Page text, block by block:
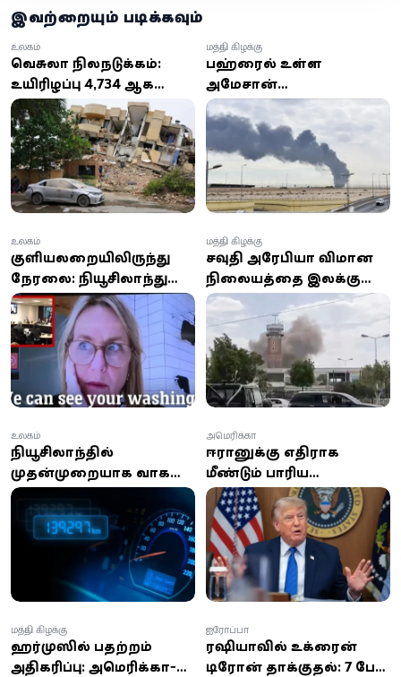
இவற்றையும் படிக்கவும்
வெனிசுலா நிலநடுக்கம்:
உயிரிழப்பு 4,734 ஆக
உயர்வு;
ஆயிரக்கணக்கானோர்
இன்னும் பாதிப்பு
உலகம்
பஹ்ரைனில் உள்ள
அமேசான்
தரவுத்தளத்தின் மீது
ஏவுகணைத் தாக்குதல்:
ஈரானின் இஸ்லாமிய
புரட்சிகர காவல்படை
உரிமை கோரல்
மத்திய கிழக்கு
குளியலறையிலிருந்து
நேரலை: நியூசிலாந்து
பெண் கவுன்சிலரின்
செயலால் இணையத்தில்
பரபரப்பு!
உலகம்
சவுதி அரேபியா விமான
நிலையத்தை இலக்கு
வைத்து ஏவுகணை
மற்றும் ட்ரோன்
தாக்குதல்கள்!
மத்திய கிழக்கு
நியூசிலாந்தில்
முதன்முறையாக வாகன
ஓடோமீட்டர் மோசடி:
இலங்கையரால்
நடத்தப்படும்
நிறுவனத்துக்கு
தண்டனை
உலகம்
ஈரானுக்கு எதிராக
மீண்டும் பாரிய
தாக்குதல்களை நடத்த
டிரம்ப் திட்டம்:
இராணுவத்துக்கு உத்தரவு
வழங்கியதாக தகவல்!
அமெரிக்கா
ஹர்முஸில் பதற்றம்
அதிகரிப்பு: அமெரிக்கா-
மத்திய கிழக்கு
ரஷியாவில் உக்ரைன்
டிரோன் தாக்குதல்: 7 பேர்
ஐரோப்பா